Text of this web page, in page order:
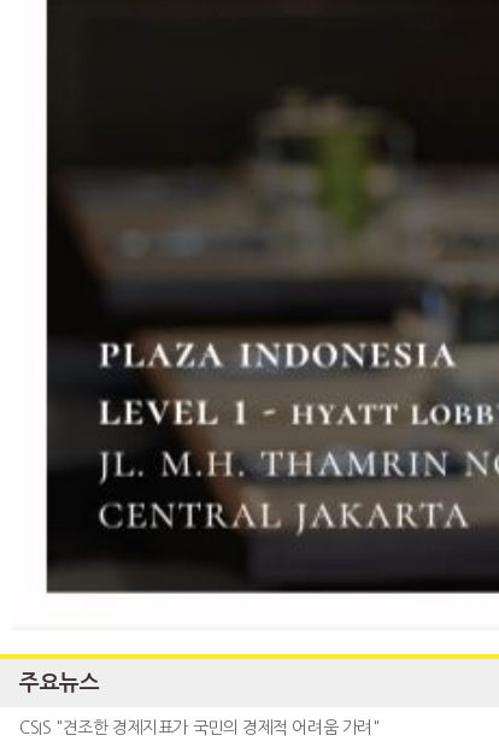
주요뉴스
CSIS "견조한 경제지표가 국민의 경제적 어려움 가려"